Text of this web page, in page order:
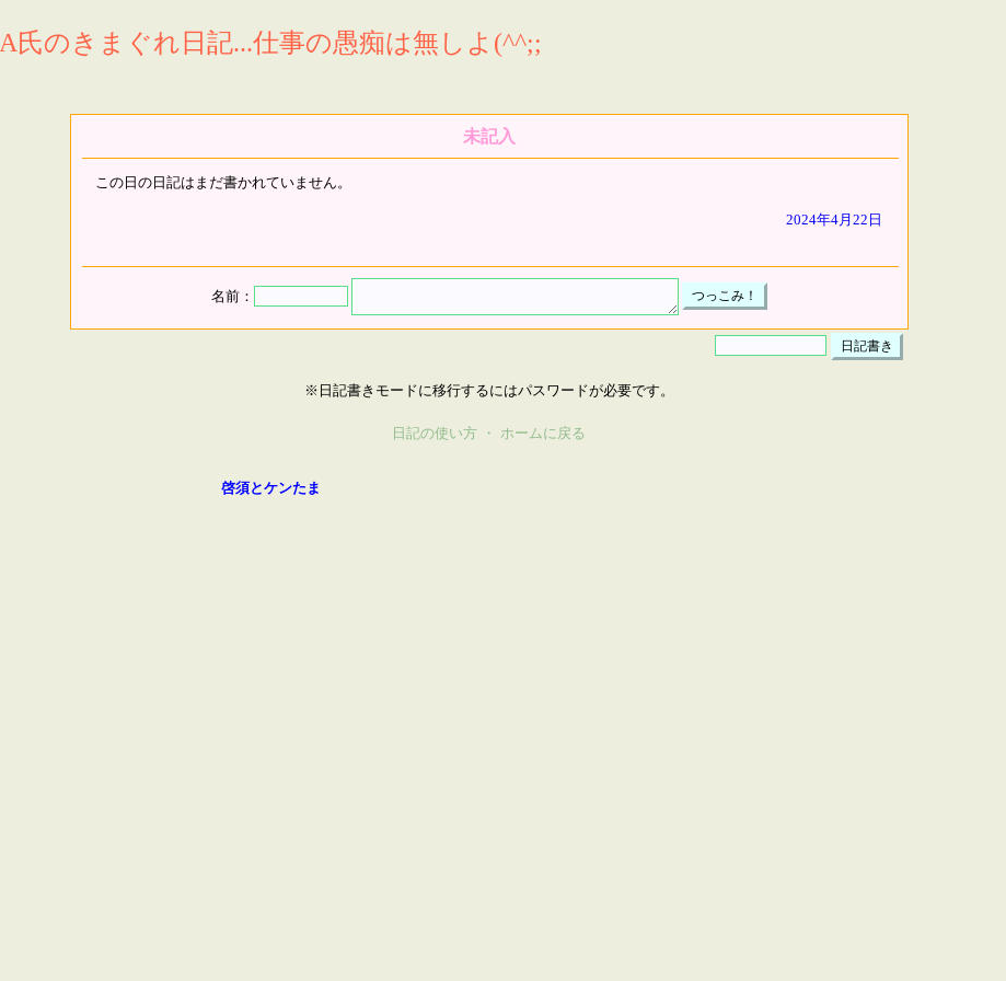
A氏のきまぐれ日記...仕事の愚痴は無しよ(^^;;
未記入
この日の日記はまだ書かれていません。
2024年4月22日
名前：
※日記書きモードに移行するにはパスワードが必要です。
日記の使い方 ・ ホームに戻る
啓須とケンたま